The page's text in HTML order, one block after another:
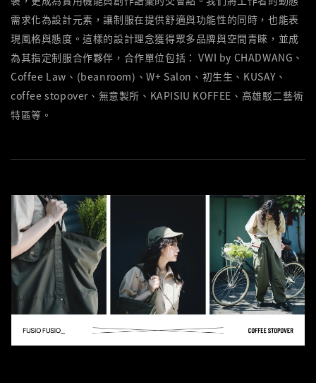
需求化為設計元素，讓制服在提供舒適與功能性的同時，也能表
現風格與態度。這樣的設計理念獲得眾多品牌與空間青睞，並成
為其指定制服合作夥伴，合作單位包括： VWI by CHADWANG、
Coffee Law、(beanroom)、W+ Salon、初生生、KUSAY、
coffee stopover、無意製所、KAPISIU KOFFEE、高雄駁二藝術
特區等。